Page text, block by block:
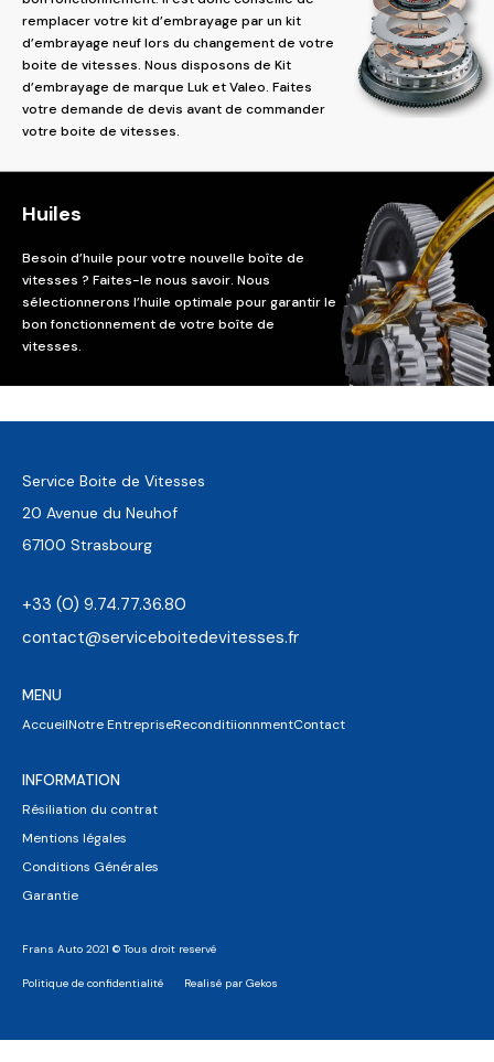
remplacer votre kit d’embrayage par un kit
d’embrayage neuf lors du changement de votre
boite de vitesses. Nous disposons de Kit
d’embrayage de marque Luk et Valeo. Faites
votre demande de devis avant de commander
votre boite de vitesses.
Huiles
Besoin d’huile pour votre nouvelle boîte de
vitesses ? Faites-le nous savoir. Nous
sélectionnerons l’huile optimale pour garantir le
bon fonctionnement de votre boîte de
vitesses.
Service Boite de Vitesses
20 Avenue du Neuhof
67100 Strasbourg
+33 (0) 9.74.77.36.80
contact@serviceboitedevitesses.fr
MENU
AccueilNotre EntrepriseReconditiionnmentContact
INFORMATION
Résiliation du contrat
Mentions légales
Conditions Générales
Garantie
Frans Auto 2021 © Tous droit reservé
Politique de confidentialité Realisé par Gekos